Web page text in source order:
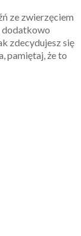
ze zwierzęciem
dodatkowo
zdecydujesz się
pamiętaj, że to